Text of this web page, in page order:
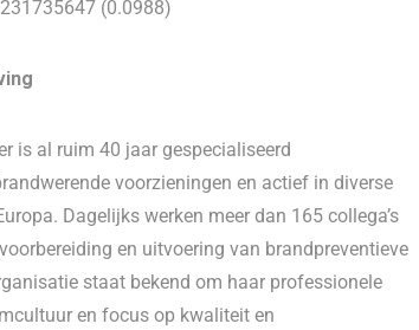
(0.0988)
is al ruim 40 jaar gespecialiseerd
voorzieningen en actief in diverse
Dagelijks werken meer dan 165 collega’s
en uitvoering van brandpreventieve
staat bekend om haar professionele
en focus op kwaliteit en